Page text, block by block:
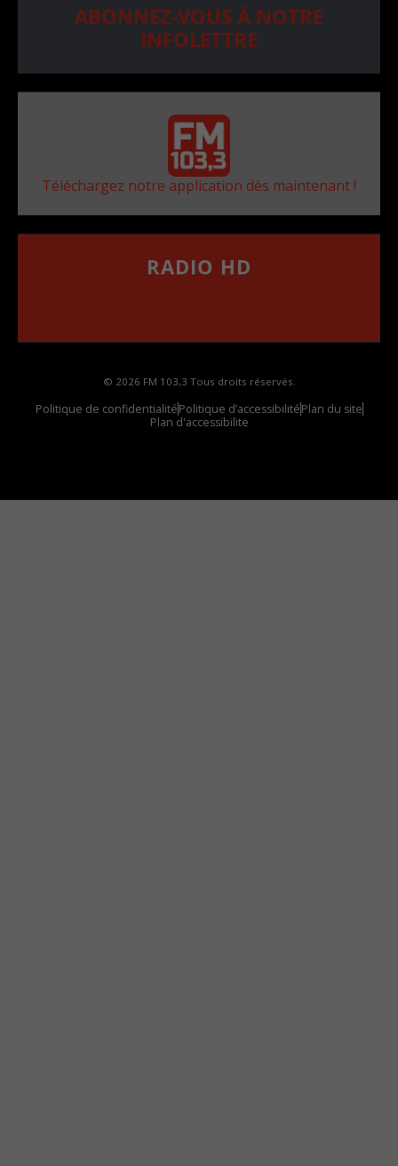
ABONNEZ-VOUS À NOTRE
INFOLETTRE
Téléchargez notre application dès maintenant !
RADIO HD
© 2026 FM 103,3 Tous droits réservés.
Politique de confidentialitéPolitique d’accessibilitéPlan du site
Plan d'accessibilite